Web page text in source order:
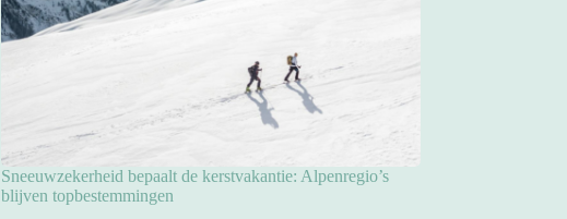
Sneeuwzekerheid bepaalt de kerstvakantie: Alpenregio’s
blijven topbestemmingen